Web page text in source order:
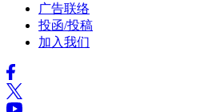
广告联络
投函/投稿
加入我们